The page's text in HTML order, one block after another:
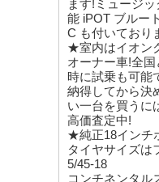
ます!ミュージ
能 iPOT ブルー
C も付いており
★室内はイオン
オーナー車!全
時に試乗も可能
納得してから決
い一台を買うに
高価査定中!
★純正18インチ
タイヤサイズは
5/45-18
コンチネンタル